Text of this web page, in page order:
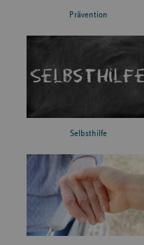
Prävention
Selbsthilfe